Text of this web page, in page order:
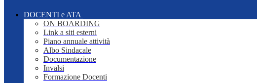
DOCENTI e ATA
ON BOARDING
Link a siti esterni
Piano annuale attività
Albo Sindacale
Documentazione
Invalsi
Formazione Docenti